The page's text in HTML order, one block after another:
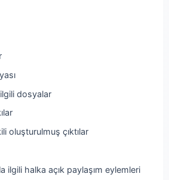
dosyalar
oluşturulmuş çıktılar
ilgili halka açık paylaşım eylemleri